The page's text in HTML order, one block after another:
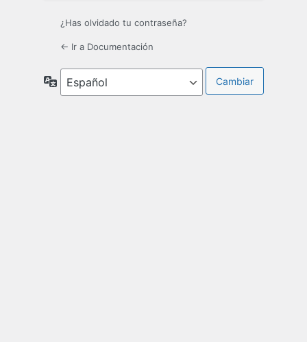
¿Has olvidado tu contraseña?
← Ir a Documentación
Idioma